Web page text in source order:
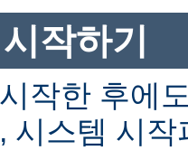
작하기
작한 후에
시스템 시